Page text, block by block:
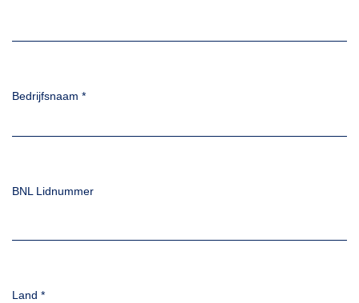
Bedrijfsnaam *
BNL Lidnummer
Land *